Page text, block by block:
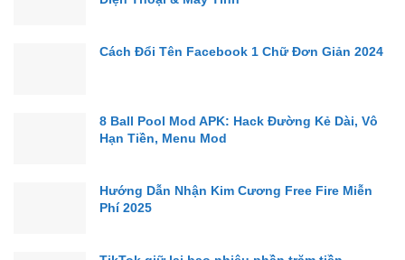
Cách Đổi Tên Facebook 1 Chữ Đơn Giản 2024
8 Ball Pool Mod APK: Hack Đường Kẻ Dài, Vô
Hạn Tiền, Menu Mod
Hướng Dẫn Nhận Kim Cương Free Fire Miễn
Phí 2025